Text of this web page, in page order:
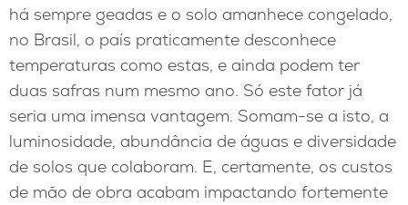
há sempre geadas e o solo amanhece congelado,
no Brasil, o país praticamente desconhece
temperaturas como estas, e ainda podem ter
duas safras num mesmo ano. Só este fator já
seria uma imensa vantagem. Somam-se a isto, a
luminosidade, abundância de águas e diversidade
de solos que colaboram. E, certamente, os custos
de mão de obra acabam impactando fortemente